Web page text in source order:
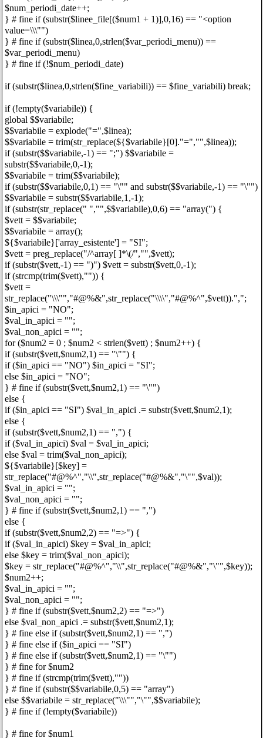
$num_periodi_date++;
} # fine if (substr($linee_file[($num1 + 1)],0,16) == "<option
value=\\\"")
} # fine if (substr($linea,0,strlen($var_periodi_menu)) ==
$var_periodi_menu)
} # fine if (!$num_periodi_date)
if (substr($linea,0,strlen($fine_variabili)) == $fine_variabili) break;
if (!empty($variabile)) {
global $$variabile;
$$variabile = explode("=",$linea);
$$variabile = trim(str_replace(${$variabile}[0]."=","",$linea));
if (substr($$variabile,-1) == ";") $$variabile =
substr($$variabile,0,-1);
$$variabile = trim($$variabile);
if (substr($$variabile,0,1) == "\"" and substr($$variabile,-1) == "\"")
$$variabile = substr($$variabile,1,-1);
if (substr(str_replace(" ","",$$variabile),0,6) == "array(") {
$vett = $$variabile;
$$variabile = array();
${$variabile}['array_esistente'] = "SI";
$vett = preg_replace("/^array[ ]*\(/","",$vett);
if (substr($vett,-1) == ")") $vett = substr($vett,0,-1);
if (strcmp(trim($vett),"")) {
$vett =
str_replace("\\\"","#@%&",str_replace("\\\\","#@%^",$vett)).",";
$in_apici = "NO";
$val_in_apici = "";
$val_non_apici = "";
for ($num2 = 0 ; $num2 < strlen($vett) ; $num2++) {
if (substr($vett,$num2,1) == "\"") {
if ($in_apici == "NO") $in_apici = "SI";
else $in_apici = "NO";
} # fine if (substr($vett,$num2,1) == "\"")
else {
if ($in_apici == "SI") $val_in_apici .= substr($vett,$num2,1);
else {
if (substr($vett,$num2,1) == ",") {
if ($val_in_apici) $val = $val_in_apici;
else $val = trim($val_non_apici);
${$variabile}[$key] =
str_replace("#@%^","\\",str_replace("#@%&","\"",$val));
$val_in_apici = "";
$val_non_apici = "";
} # fine if (substr($vett,$num2,1) == ",")
else {
if (substr($vett,$num2,2) == "=>") {
if ($val_in_apici) $key = $val_in_apici;
else $key = trim($val_non_apici);
$key = str_replace("#@%^","\\",str_replace("#@%&","\"",$key));
$num2++;
$val_in_apici = "";
$val_non_apici = "";
} # fine if (substr($vett,$num2,2) == "=>")
else $val_non_apici .= substr($vett,$num2,1);
} # fine else if (substr($vett,$num2,1) == ",")
} # fine else if ($in_apici == "SI")
} # fine else if (substr($vett,$num2,1) == "\"")
} # fine for $num2
} # fine if (strcmp(trim($vett),""))
} # fine if (substr($$variabile,0,5) == "array")
else $$variabile = str_replace("\\\"","\"",$$variabile);
} # fine if (!empty($variabile))
} # fine for $num1